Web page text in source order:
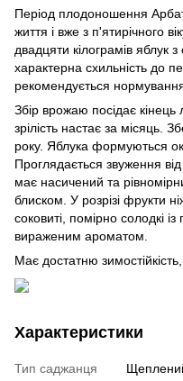
Період плодоношення
життя і вже з п'ятирічного
двадцяти кілограмів яблук
характерна схильність до
рекомендується
Збір врожаю посідає кінець
зрілість настає за місяць.
року. Яблука формуються
Проглядається звуження
має насичений та
блиском. У розрізі фрукти
соковиті, помірно солодкі
вираженим ароматом.
Має достатню
Характеристики
Тип саджанця